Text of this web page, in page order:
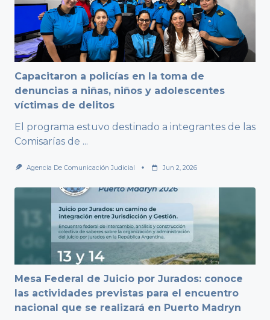
Capacitaron a policías en la toma de
denuncias a niñas, niños y adolescentes
víctimas de delitos
El programa estuvo destinado a integrantes de las
Comisarías de ...
Agencia De Comunicación Judicial Jun 2, 2026
Mesa Federal de Juicio por Jurados: conoce
las actividades previstas para el encuentro
nacional que se realizará en Puerto Madryn